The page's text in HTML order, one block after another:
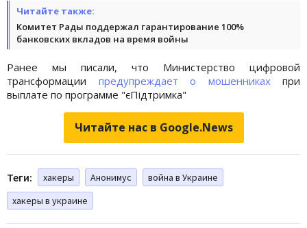
Читайте также:
Комитет Рады поддержал гарантирование 100%
банковских вкладов на время войны
Ранее мы писали, что Министерство цифровой
трансформации предупреждает о мошенниках при
выплате по программе "єПідтримка"
Читайте нас в Google.News
Теги: хакеры Анонимус
война в Украине
хакеры в украине